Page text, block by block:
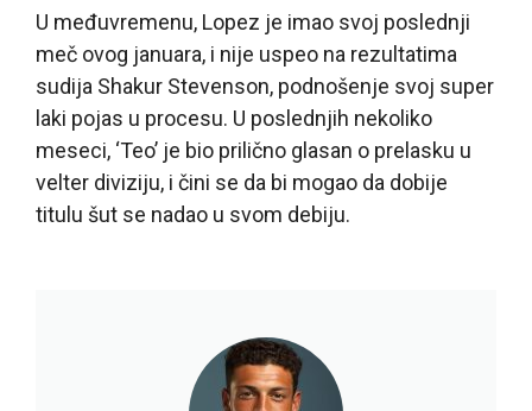
U međuvremenu, Lopez je imao svoj poslednji
meč ovog januara, i nije uspeo na rezultatima
sudija Shakur Stevenson, podnošenje svoj super
laki pojas u procesu. U poslednjih nekoliko
meseci, ‘Teo’ je bio prilično glasan o prelasku u
velter diviziju, i čini se da bi mogao da dobije
titulu šut se nadao u svom debiju.